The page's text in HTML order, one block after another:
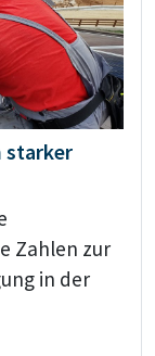
starker
Zahlen zur
in der